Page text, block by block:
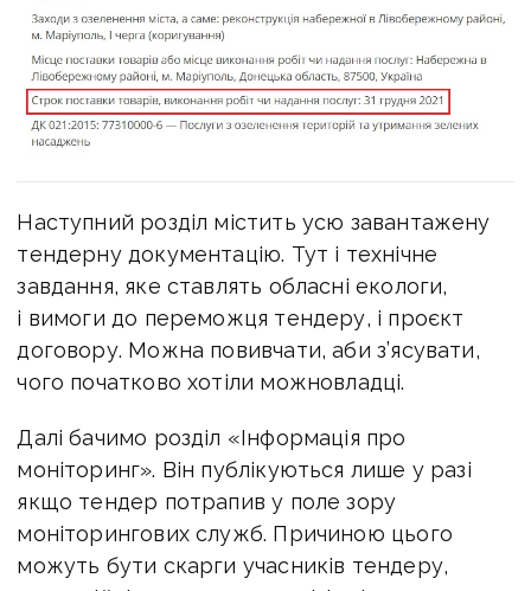
Наступний розділ містить усю завантажену
тендерну документацію. Тут і технічне
завдання, яке ставлять обласні екологи,
і вимоги до переможця тендеру, і проєкт
договору. Можна повивчати, аби з’ясувати,
чого початково хотіли можновладці.
Далі бачимо розділ «Інформація про
моніторинг». Він публікуються лише у разі
якщо тендер потрапив у поле зору
моніторингових служб. Причиною цього
можуть бути скарги учасників тендеру,